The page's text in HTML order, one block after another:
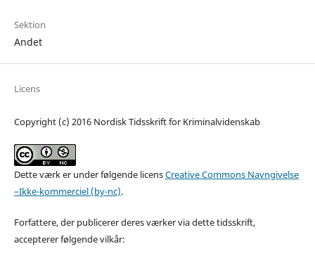
Sektion
Andet
Licens
Copyright (c) 2016 Nordisk Tidsskrift for Kriminalvidenskab
Dette værk er under følgende licensCreative Commons Navngivelse
–Ikke-kommerciel (by-nc).
Forfattere, der publicerer deres værker via dette tidsskrift,
accepterer følgende vilkår: